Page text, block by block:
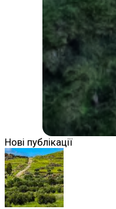
Нові публікації